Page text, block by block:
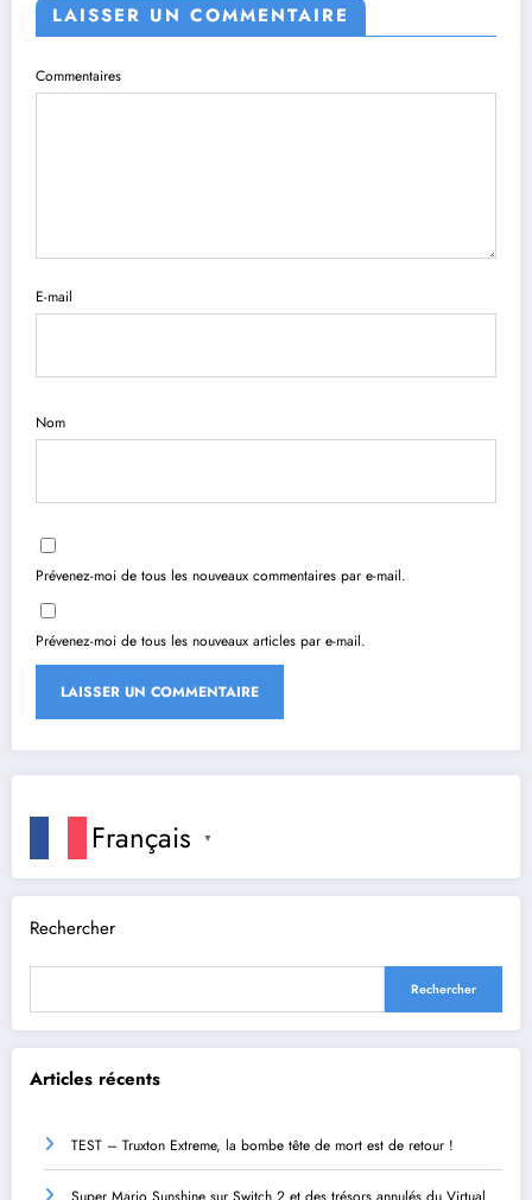
LAISSER UN COMMENTAIRE
Commentaires
E-mail
Nom
Prévenez-moi de tous les nouveaux commentaires par e-mail.
Prévenez-moi de tous les nouveaux articles par e-mail.
Français ▼
Rechercher
Rechercher
Articles récents
TEST – Truxton Extreme, la bombe tête de mort est de retour !